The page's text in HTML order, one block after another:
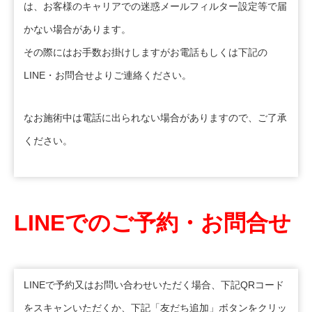
は、お客様のキャリアでの迷惑メールフィルター設定等で届
かない場合があります。
その際にはお手数お掛けしますがお電話もしくは下記の
LINE・お問合せよりご連絡ください。
なお施術中は電話に出られない場合がありますので、ご了承
ください。
LINEでのご予約・お問合せ
LINEで予約又はお問い合わせいただく場合、下記QRコード
をスキャンいただくか、下記「友だち追加」ボタンをクリッ